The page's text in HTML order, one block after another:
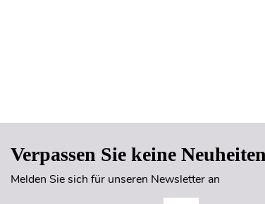
Verpassen Sie keine Neuheiten
Melden Sie sich für unseren Newsletter an